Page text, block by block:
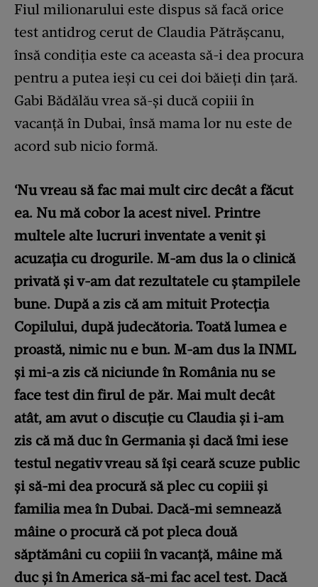
Fiul milionarului este dispus să facă orice
test antidrog cerut de Claudia Pătrășcanu,
însă condiția este ca aceasta să-i dea procura
pentru a putea ieși cu cei doi băieți din țară.
Gabi Bădălău vrea să-și ducă copiii în
vacanță în Dubai, însă mama lor nu este de
acord sub nicio formă.
‘Nu vreau să fac mai mult circ decât a făcut
ea. Nu mă cobor la acest nivel. Printre
multele alte lucruri inventate a venit și
acuzația cu drogurile. M-am dus la o clinică
privată și v-am dat rezultatele cu ștampilele
bune. După a zis că am mituit Protecția
Copilului, după judecătoria. Toată lumea e
proastă, nimic nu e bun. M-am dus la INML
și mi-a zis că niciunde în România nu se
face test din firul de păr. Mai mult decât
atât, am avut o discuție cu Claudia și i-am
zis că mă duc în Germania și dacă îmi iese
testul negativ vreau să își ceară scuze public
și să-mi dea procură să plec cu copiii și
familia mea în Dubai. Dacă-mi semnează
mâine o procură că pot pleca două
săptămâni cu copiii în vacanță, mâine mă
duc și în America să-mi fac acel test. Dacă